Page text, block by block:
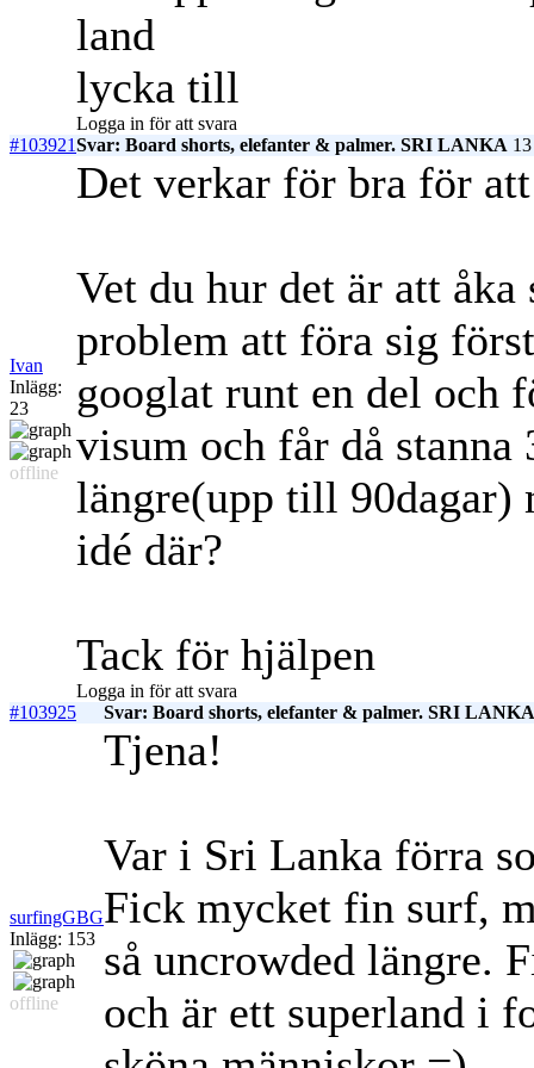
land
lycka till
Logga in för att svara
#103921Svar: Board shorts, elefanter & palmer. SRI LANKA
Ivan
Inlägg:
23
offline
Det verkar för bra för
Vet du hur det är att
problem att föra sig
googlat runt en del och
visum och får då stanna
längre(upp till 90dagar)
idé där?
Tack för hjälpen
Logga in för att svara
#103925
Svar: Board shorts, elefanter & palmer. SRI LANKA
surfingGBG
Inlägg: 153
offline
Tjena!
Var i Sri Lanka förra
Fick mycket fin surf,
så uncrowded längre.
och är ett superland i